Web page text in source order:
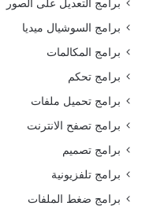
برامج التعديل على الصور
برامج السوشيال ميديا
برامج المكالمات
برامج تحكم
برامج تحميل ملفات
برامج تصفح الانترنت
برامج تصميم
برامج تلفزيونية
برامج ضغط الملفات